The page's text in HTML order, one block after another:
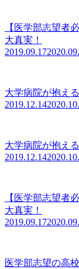
【医学部志望者
大真実！
2019.09.17
大学病院が抱え
2019.12.14
大学病院が抱え
2019.12.14
【医学部志望者
大真実！
2019.09.17
医学部志望の高